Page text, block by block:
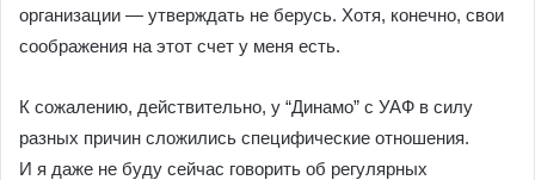
организации — утверждать не берусь. Хотя, конечно, свои
соображения на этот счет у меня есть.
К сожалению, действительно, у “Динамо” с УАФ в силу
разных причин сложились специфические отношения.
И я даже не буду сейчас говорить об регулярных